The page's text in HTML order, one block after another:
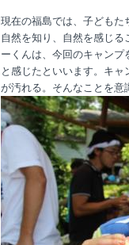
現在の福島では、子どもた
自然を知り、自然を感じ
ーくんは、今回のキャンプ
と感じたといいます。キ
が汚れる。そんなことを意